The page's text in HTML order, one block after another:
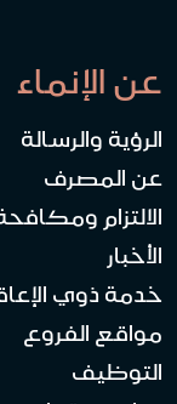
عن الإنماء
الرؤية والرسالة
عن المصرف
الالتزام
الأخبار
خدمة ذوي
مواقع الفروع
التوظيف